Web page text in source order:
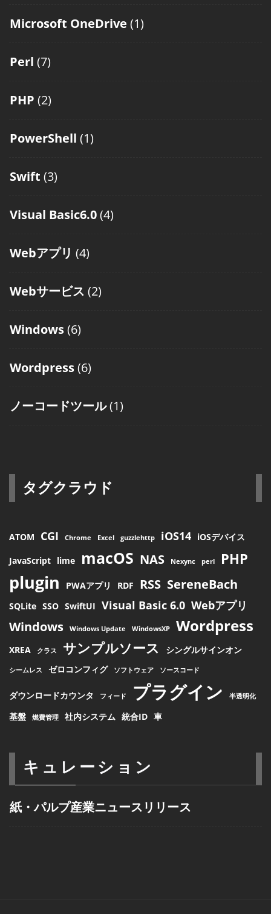
Microsoft OneDrive (1)
Perl (7)
PHP (2)
PowerShell (1)
Swift (3)
Visual Basic6.0(4)
Webアプリ (4)
Webサービス (2)
Windows(6)
Wordpress(6)
ノーコードツール(1)
タグクラウド
ATOM CGI Chrome Excel guzzlehttp iOS14 iOSデバイス
JavaScript lime macOS NAS Nexync perl PHP
plugin PWAアプリ RDF RSS SereneBach
SQLite SSO SwiftUI Visual Basic 6.0 Webアプリ
Windows Windows Update WindowsXP Wordpress
XREA クラス サンプルソース シングルサインオン
シームレス ゼロコンフィグ ソフトウェア ソースコード
ダウンロードカウンタ フィード プラグイン 半透明化
基盤 燃費管理 社内システム 統合ID 車
キュレーション
紙・パルプ産業ニュースリリース